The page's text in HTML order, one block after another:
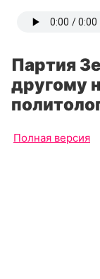
Партия
другому
Полная версия